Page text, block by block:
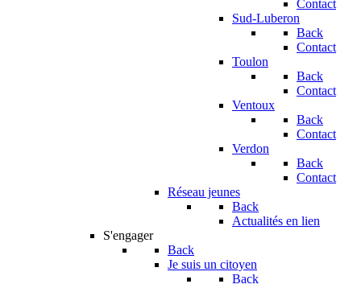
Contact
Sud-Luberon
Back
Contact
Toulon
Back
Contact
Ventoux
Back
Contact
Verdon
Back
Contact
Réseau jeunes
Back
Actualités en lien
S'engager
Back
Je suis un citoyen
Back